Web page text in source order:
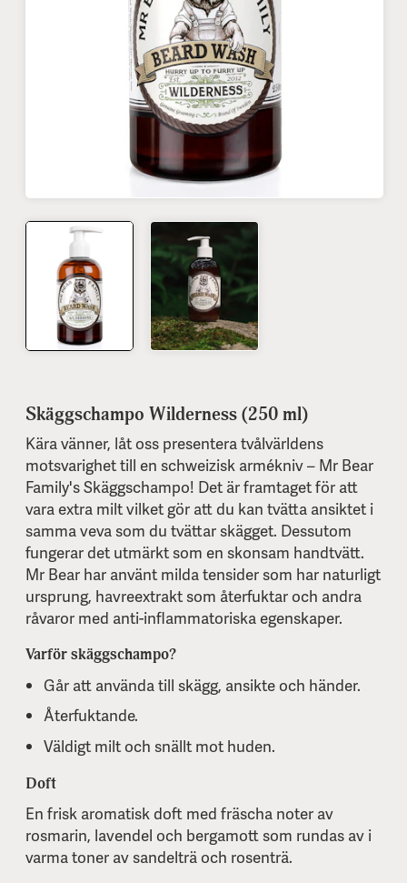
Skäggschampo Wilderness (250 ml)
Kära vänner, låt oss presentera tvålvärldens
motsvarighet till en schweizisk armékniv – Mr Bear
Family's Skäggschampo! Det är framtaget för att
vara extra milt vilket gör att du kan tvätta ansiktet i
samma veva som du tvättar skägget. Dessutom
fungerar det utmärkt som en skonsam handtvätt.
Mr Bear har använt milda tensider som har naturligt
ursprung, havreextrakt som återfuktar och andra
råvaror med anti-inflammatoriska egenskaper.
Varför skäggschampo?
Går att använda till skägg, ansikte och händer.
Återfuktande.
Väldigt milt och snällt mot huden.
Doft
En frisk aromatisk doft med fräscha noter av
rosmarin, lavendel och bergamott som rundas av i
varma toner av sandelträ och rosenträ.